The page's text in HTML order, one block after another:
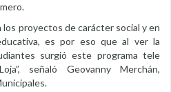
los proyectos de carácter social y en
es por eso que al ver la
surgió este programa tele
señaló Geovanny Merchán,